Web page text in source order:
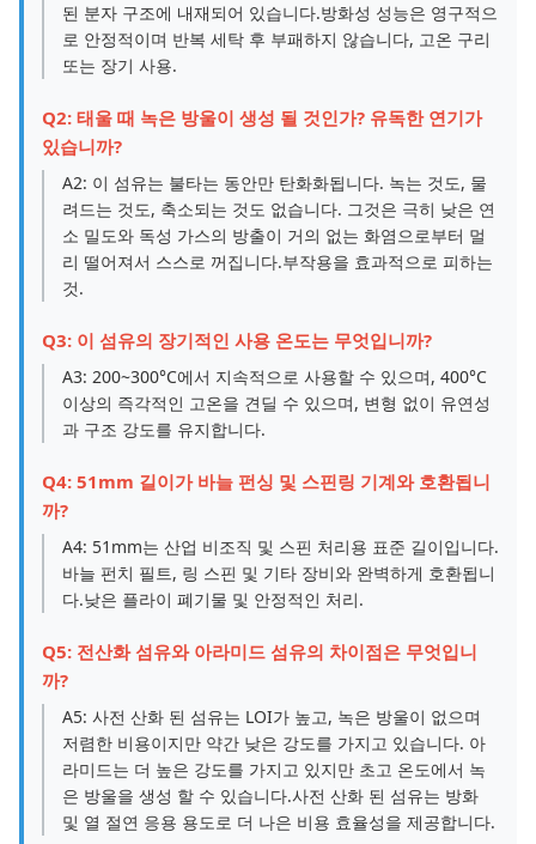
된 분자 구조에 내재되어 있습니다.방화성 성능은 영구적으
로 안정적이며 반복 세탁 후 부패하지 않습니다, 고온 구리
또는 장기 사용.
Q2: 태울 때 녹은 방울이 생성 될 것인가? 유독한 연기가
있습니까?
A2: 이 섬유는 불타는 동안만 탄화화됩니다. 녹는 것도, 물
려드는 것도, 축소되는 것도 없습니다. 그것은 극히 낮은 연
소 밀도와 독성 가스의 방출이 거의 없는 화염으로부터 멀
리 떨어져서 스스로 꺼집니다.부작용을 효과적으로 피하는
것.
Q3: 이 섬유의 장기적인 사용 온도는 무엇입니까?
A3: 200~300°C에서 지속적으로 사용할 수 있으며, 400°C
이상의 즉각적인 고온을 견딜 수 있으며, 변형 없이 유연성
과 구조 강도를 유지합니다.
Q4: 51mm 길이가 바늘 펀싱 및 스핀링 기계와 호환됩니
까?
A4: 51mm는 산업 비조직 및 스핀 처리용 표준 길이입니다.
바늘 펀치 필트, 링 스핀 및 기타 장비와 완벽하게 호환됩니
다.낮은 플라이 폐기물 및 안정적인 처리.
Q5: 전산화 섬유와 아라미드 섬유의 차이점은 무엇입니
까?
A5: 사전 산화 된 섬유는 LOI가 높고, 녹은 방울이 없으며
저렴한 비용이지만 약간 낮은 강도를 가지고 있습니다. 아
라미드는 더 높은 강도를 가지고 있지만 초고 온도에서 녹
은 방울을 생성 할 수 있습니다.사전 산화 된 섬유는 방화
및 열 절연 응용 용도로 더 나은 비용 효율성을 제공합니다.